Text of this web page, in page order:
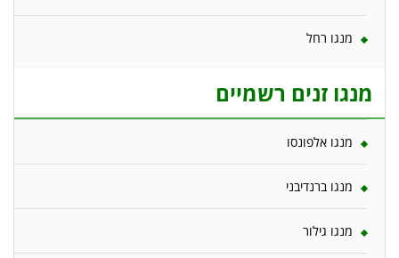
מנגו רחל
מנגו זנים רשמיים
מנגו אלפונסו
מנגו ברנדיבני
מנגו גילור